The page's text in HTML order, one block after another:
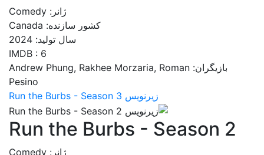
ژانر: Comedy
کشور سازنده: Canada
سال تولید: 2024
IMDB : 6
بازیگران: Andrew Phung, Rakhee Morzaria, Roman
Pesino
زیرنویس Run the Burbs - Season 3
Run the Burbs - Season 2
ژانر: Comedy